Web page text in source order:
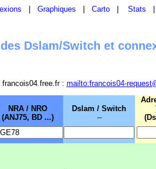
Graphiques Carto Stats
Dslam/Switch et
: mailto:francois04-
NRA / NRO
(ANJ75, BD ...)
Dslam / Switch
--